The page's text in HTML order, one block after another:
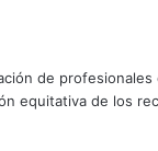
de
equitativa de los